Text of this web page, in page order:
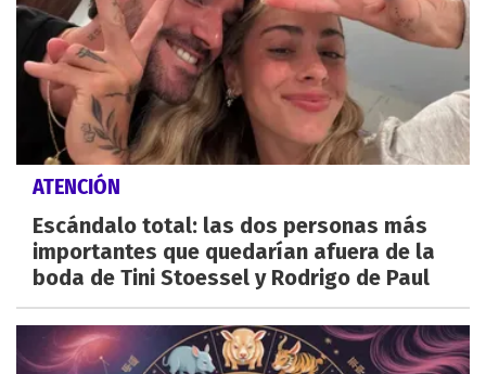
ATENCIÓN
Escándalo total: las dos personas más
importantes que quedarían afuera de la
boda de Tini Stoessel y Rodrigo de Paul